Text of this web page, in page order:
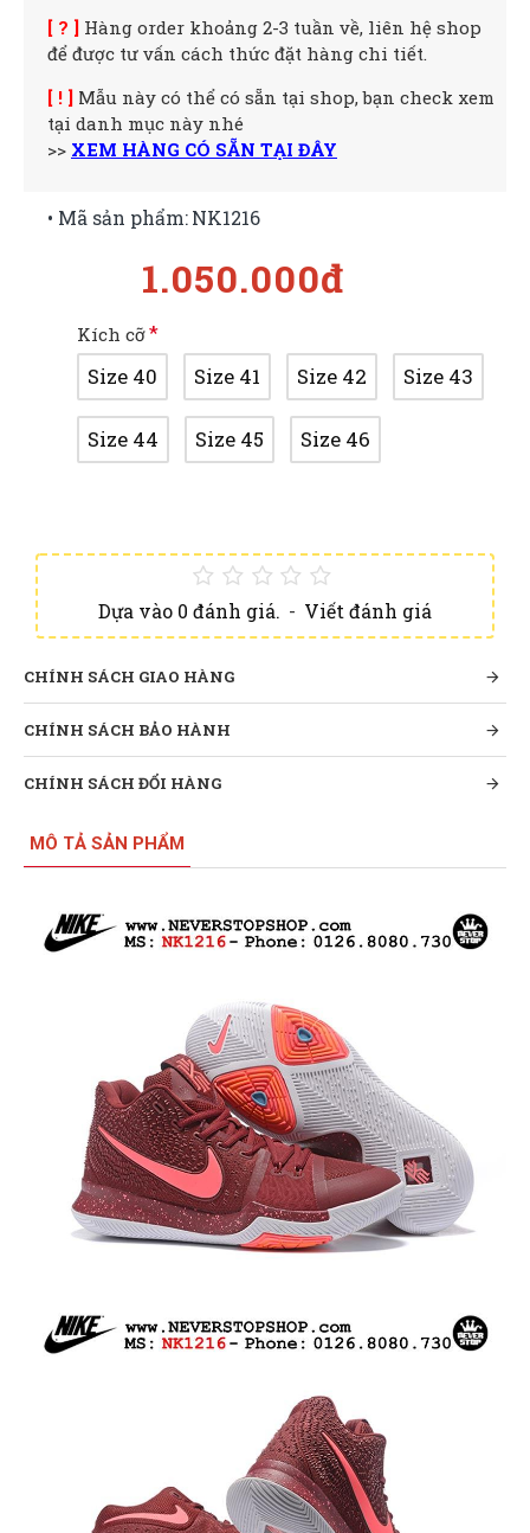
[ ? ] Hàng order khoảng 2-3 tuần về, liên hệ shop
để được tư vấn cách thức đặt hàng chi tiết.
[ ! ] Mẫu này có thể có sẵn tại shop, bạn check xem
tại danh mục này nhé
>> XEM HÀNG CÓ SẴN TẠI ĐÂY
Dựa vào 0 đánh giá. - Viết đánh giá
1.050.000đ
• Mã sản phẩm:NK1216
Kích cỡ
Size 40 Size 41 Size 42 Size 43
Size 44 Size 45 Size 46
CHÍNH SÁCH GIAO HÀNG
CHÍNH SÁCH BẢO HÀNH
CHÍNH SÁCH ĐỔI HÀNG
MÔ TẢ SẢN PHẨM